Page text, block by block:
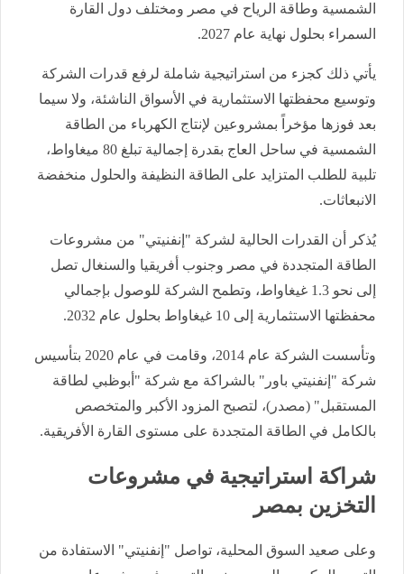
الشمسية وطاقة الرياح في مصر ومختلف دول القارة
السمراء بحلول نهاية عام 2027.
يأتي ذلك كجزء من استراتيجية شاملة لرفع قدرات الشركة
وتوسيع محفظتها الاستثمارية في الأسواق الناشئة، ولا سيما
بعد فوزها مؤخراً بمشروعين لإنتاج الكهرباء من الطاقة
الشمسية في ساحل العاج بقدرة إجمالية تبلغ 80 ميغاواط،
تلبية للطلب المتزايد على الطاقة النظيفة والحلول منخفضة
الانبعاثات.
يُذكر أن القدرات الحالية لشركة "إنفنيتي" من مشروعات
الطاقة المتجددة في مصر وجنوب أفريقيا والسنغال تصل
إلى نحو 1.3 غيغاواط، وتطمح الشركة للوصول بإجمالي
محفظتها الاستثمارية إلى 10 غيغاواط بحلول عام 2032.
وتأسست الشركة عام 2014، وقامت في عام 2020 بتأسيس
شركة "إنفنيتي باور" بالشراكة مع شركة "أبوظبي لطاقة
المستقبل" (مصدر)، لتصبح المزود الأكبر والمتخصص
بالكامل في الطاقة المتجددة على مستوى القارة الأفريقية.
شراكة استراتيجية في مشروعات
التخزين بمصر
وعلى صعيد السوق المحلية، تواصل "إنفنيتي" الاستفادة من